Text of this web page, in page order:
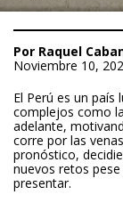
Por Raquel
Noviembre 10,
El Perú es un país
complejos como
adelante,
corre por las
pronóstico,
nuevos retos
presentar.